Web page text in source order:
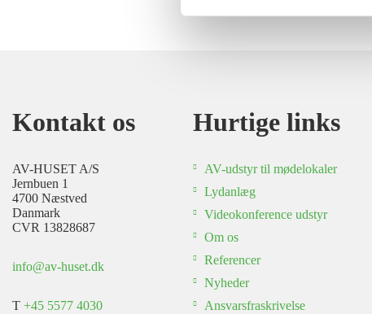
Kontakt os
AV-HUSET A/S
Jernbuen 1
4700 Næstved
Danmark
CVR 13828687
info@av-huset.dk
T +45 5577 4030
Hurtige links
AV-udstyr til mødelokaler
Lydanlæg
Videokonference udstyr
Om os
Referencer
Nyheder
Ansvarsfraskrivelse